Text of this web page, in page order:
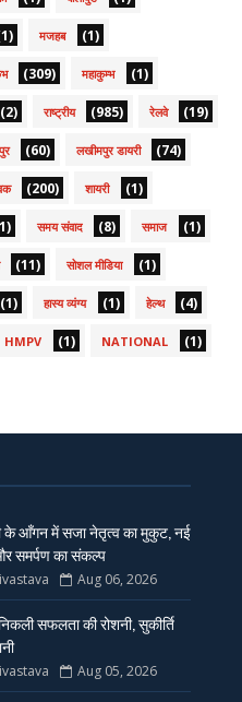
मजहब (1)
(309) महाकुम्भ (1)
(2) राष्ट्रीय (985) रेलवे (19)
(60) लखीमपुर डायरी (74)
(200) शायरी (1)
समय संवाद (8) समाज (1)
(11) सोशल मीडिया (1)
(1) हास्य व्यंग्य (1) हेल्थ (4)
HMPV (1) NATIONAL (1)
के आँगन में सजा नेतृत्व का मुकुट, नई
समर्पण का संकल्प
Aug 06, 2026
सफलता की रोशनी, सुकीर्ति
Aug 05, 2026